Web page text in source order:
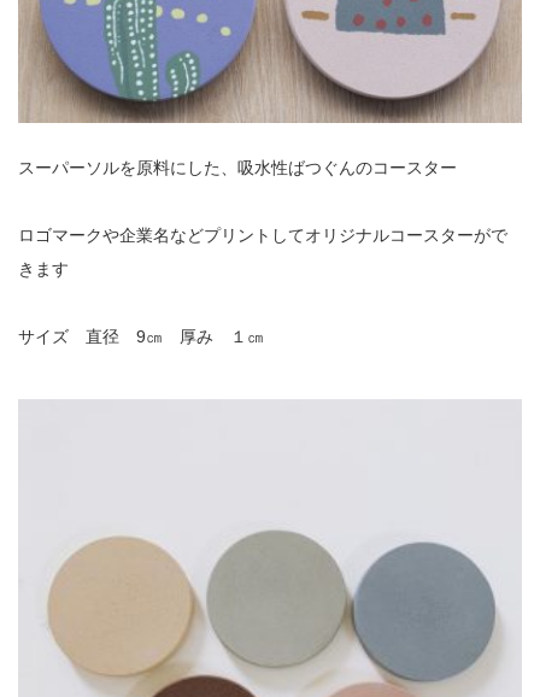
スーパーソルを原料にした、吸水性ばつぐんのコースター
ロゴマークや企業名などプリントしてオリジナルコースターがで
きます
サイズ 直径 9㎝ 厚み １㎝